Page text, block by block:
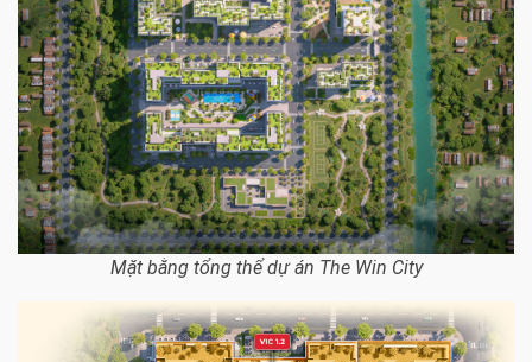
Mặt bằng tổng thể dự án The Win City